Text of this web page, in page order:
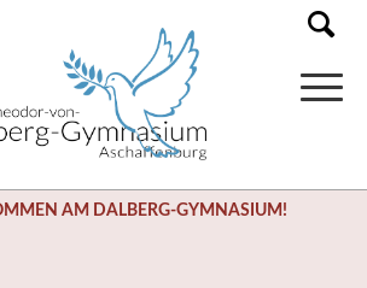
AM DALBERG-GYMNASIUM!